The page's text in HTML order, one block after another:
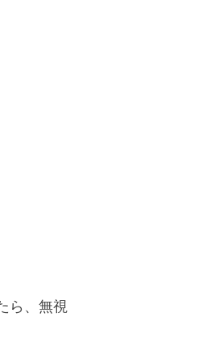
ら、無視